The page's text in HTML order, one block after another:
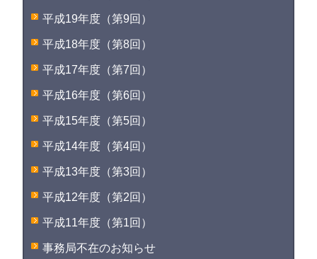
平成19年度（第9回）
平成18年度（第8回）
平成17年度（第7回）
平成16年度（第6回）
平成15年度（第5回）
平成14年度（第4回）
平成13年度（第3回）
平成12年度（第2回）
平成11年度（第1回）
事務局不在のお知らせ